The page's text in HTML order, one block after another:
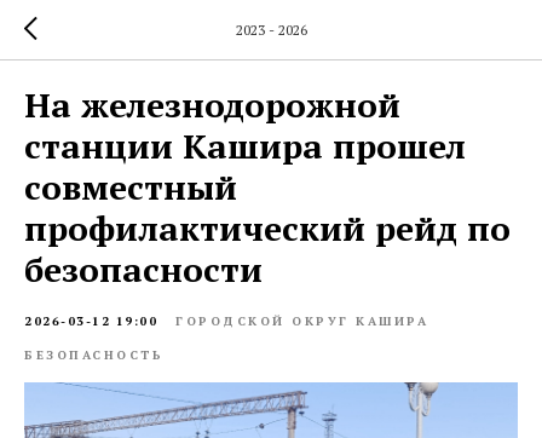
2023 - 2026
На железнодорожной
станции Кашира прошел
совместный
профилактический рейд по
безопасности
2026-03-12 19:00 ГОРОДСКОЙ ОКРУГ КАШИРА
БЕЗОПАСНОСТЬ